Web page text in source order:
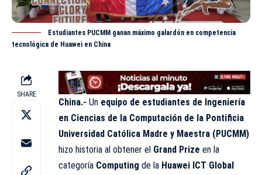
Estudiantes PUCMM ganan máximo galardón en competencia
tecnológica de Huawei en China
SHARE
China.- Un equipo de estudiantes de Ingeniería
en Ciencias de la Computación de la Pontificia
Universidad Católica Madre y Maestra (PUCMM)
hizo historia al obtener el Grand Prize en la
categoría Computing de la Huawei ICT Global